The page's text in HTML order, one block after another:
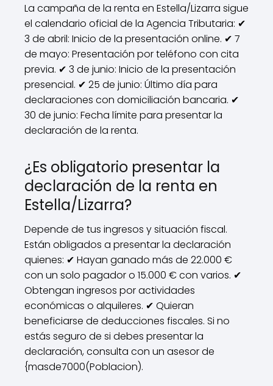
La campaña de la renta en Estella/Lizarra sigue
el calendario oficial de la Agencia Tributaria: ✔
3 de abril: Inicio de la presentación online. ✔ 7
de mayo: Presentación por teléfono con cita
previa. ✔ 3 de junio: Inicio de la presentación
presencial. ✔ 25 de junio: Último día para
declaraciones con domiciliación bancaria. ✔
30 de junio: Fecha límite para presentar la
declaración de la renta.
¿Es obligatorio presentar la
declaración de la renta en
Estella/Lizarra?
Depende de tus ingresos y situación fiscal.
Están obligados a presentar la declaración
quienes: ✔ Hayan ganado más de 22.000 €
con un solo pagador o 15.000 € con varios. ✔
Obtengan ingresos por actividades
económicas o alquileres. ✔ Quieran
beneficiarse de deducciones fiscales. Si no
estás seguro de si debes presentar la
declaración, consulta con un asesor de
{masde7000(Poblacion).